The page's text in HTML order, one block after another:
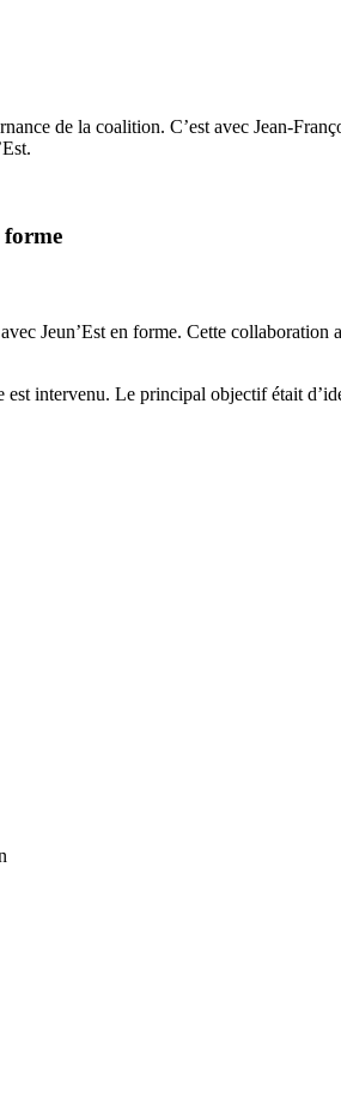
de la coalition. C’est avec Jean-
forme
Jeun’Est en forme. Cette collaboration
intervenu. Le principal objectif était